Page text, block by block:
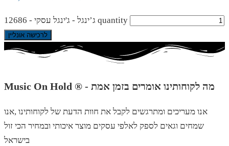
ג’ינגל - ג'ינגל עסקי - 12686 quantity
לרכישה אונליין
Music On Hold ® - מה לקוחותינו אומרים בזמן אמת
אנו מעריכים ומתרגשים לקבל את חוות הדעת של לקוחותינו ,אנו
שמחים וגאים לספק לאלפי עסקים מוצר איכותי ובמחיר הכי זול
בישראל